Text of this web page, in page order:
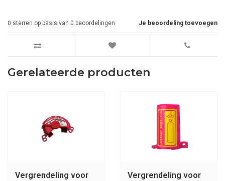
Je beoordeling toevoegen
0 sterren op basis van 0 beoordelingen
Gerelateerde producten
Vergrendeling voor
Vergrendeling voor